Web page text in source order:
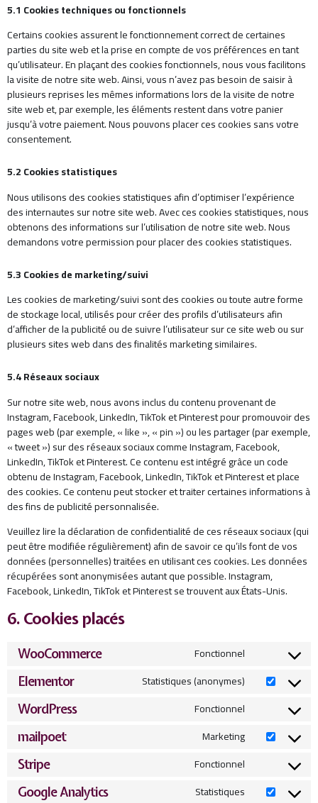
5.1 Cookies techniques ou fonctionnels
Certains cookies assurent le fonctionnement correct de certaines
parties du site web et la prise en compte de vos préférences en tant
qu’utilisateur. En plaçant des cookies fonctionnels, nous vous facilitons
la visite de notre site web. Ainsi, vous n’avez pas besoin de saisir à
plusieurs reprises les mêmes informations lors de la visite de notre
site web et, par exemple, les éléments restent dans votre panier
jusqu’à votre paiement. Nous pouvons placer ces cookies sans votre
consentement.
5.2 Cookies statistiques
Nous utilisons des cookies statistiques afin d’optimiser l’expérience
des internautes sur notre site web. Avec ces cookies statistiques, nous
obtenons des informations sur l’utilisation de notre site web. Nous
demandons votre permission pour placer des cookies statistiques.
5.3 Cookies de marketing/suivi
Les cookies de marketing/suivi sont des cookies ou toute autre forme
de stockage local, utilisés pour créer des profils d’utilisateurs afin
d’afficher de la publicité ou de suivre l’utilisateur sur ce site web ou sur
plusieurs sites web dans des finalités marketing similaires.
5.4 Réseaux sociaux
Sur notre site web, nous avons inclus du contenu provenant de
Instagram, Facebook, LinkedIn, TikTok et Pinterest pour promouvoir des
pages web (par exemple, « like », « pin ») ou les partager (par exemple,
« tweet ») sur des réseaux sociaux comme Instagram, Facebook,
LinkedIn, TikTok et Pinterest. Ce contenu est intégré grâce un code
obtenu de Instagram, Facebook, LinkedIn, TikTok et Pinterest et place
des cookies. Ce contenu peut stocker et traiter certaines informations à
des fins de publicité personnalisée.
Veuillez lire la déclaration de confidentialité de ces réseaux sociaux (qui
peut être modifiée régulièrement) afin de savoir ce qu’ils font de vos
données (personnelles) traitées en utilisant ces cookies. Les données
récupérées sont anonymisées autant que possible. Instagram,
Facebook, LinkedIn, TikTok et Pinterest se trouvent aux États-Unis.
6. Cookies placés
WooCommerce Fonctionnel
Elementor Statistiques (anonymes)
WordPress Fonctionnel
mailpoet Marketing
Stripe Fonctionnel
Google Analytics Statistiques